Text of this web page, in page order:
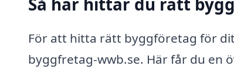
För att hitta rätt byggföretag för
byggfretag-wwb.se. Här får du en